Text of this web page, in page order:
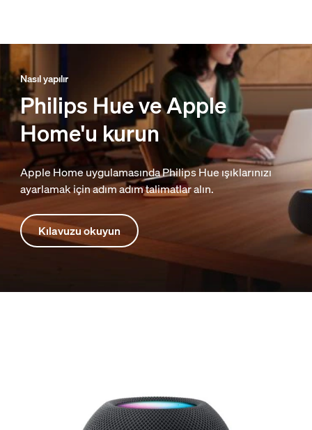
Nasıl yapılır
Philips Hue ve Apple
Home'u kurun
Apple Home uygulamasında Philips Hue ışıklarınızı
ayarlamak için adım adım talimatlar alın.
Kılavuzu okuyun